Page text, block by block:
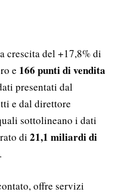
crescita del +17,8% di
e 166 punti di vendita
presentati dal
e dal direttore
sottolineano i dati
di 21,1 miliardi di
offre servizi